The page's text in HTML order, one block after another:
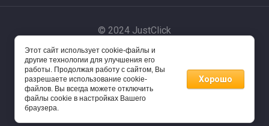
© 2024 JustClick
Powered by
Этот сайт использует cookie-файлы и
другие технологии для улучшения его
работы. Продолжая работу с сайтом, Вы
разрешаете использование cookie-
файлов. Вы всегда можете отключить
файлы cookie в настройках Вашего
браузера.
Хорошо